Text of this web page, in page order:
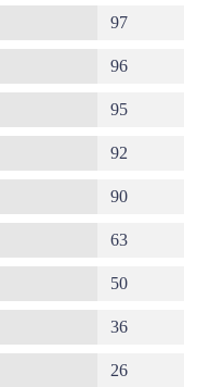
97
96
95
92
90
63
50
36
26